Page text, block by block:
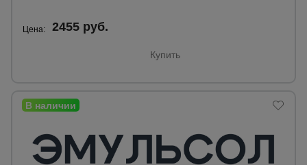
Цена: 2455 руб.
Купить